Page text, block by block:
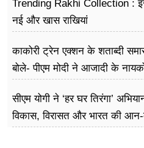
Trending Rakhi Collection : इस
नई और खास राखियां
काकोरी ट्रेन एक्शन के शताब्दी
बोले- पीएम मोदी ने आजादी के
सीएम योगी ने ‘हर घर तिरंगा’
विकास, विरासत और भारत की आन-